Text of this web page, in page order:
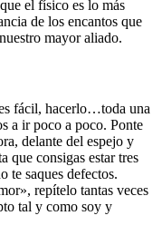
el físico es lo más
de los encantos que
mayor aliado.
fácil, hacerlo…toda una
a ir poco a poco. Ponte
delante del espejo y
que consigas estar tres
te saques defectos.
repítelo tantas veces
tal y como soy y